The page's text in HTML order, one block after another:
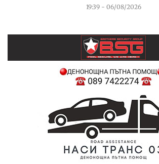
19:39 - 06/08/2026